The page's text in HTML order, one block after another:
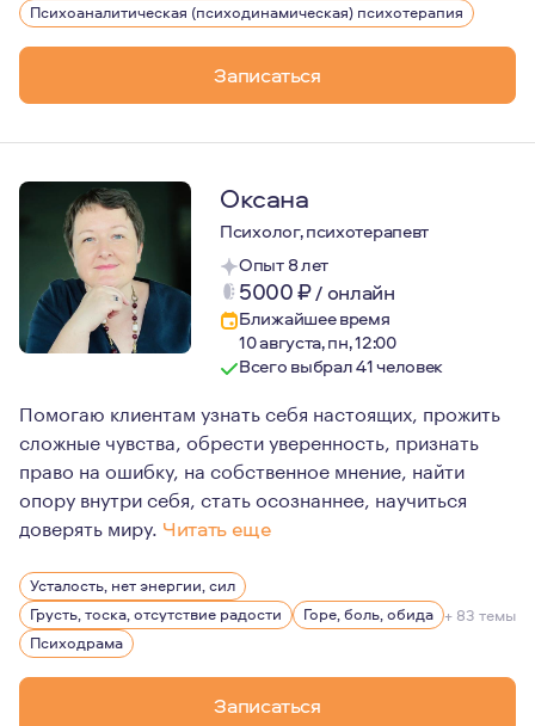
Психоаналитическая (психодинамическая) психотерапия
Записаться
Оксана
Психолог, психотерапевт
Опыт 8 лет
5000₽/ онлайн
Ближайшее время
10 августа, пн, 12:00
Всего выбрал 41 человек
Помогаю клиентам узнать себя настоящих, прожить
сложные чувства, обрести уверенность, признать
право на ошибку, на собственное мнение, найти
опору внутри себя, стать осознаннее, научиться
доверять миру. Читать еще
Для меня психотерапия - это про любовь к себе, про
Усталость, нет энергии, сил
Грусть, тоска, отсутствие радости
Горе, боль, обида + 83 темы
Психодрама
Записаться